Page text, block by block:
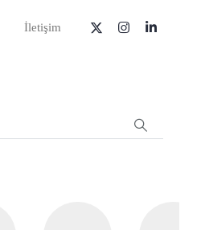
İletişim